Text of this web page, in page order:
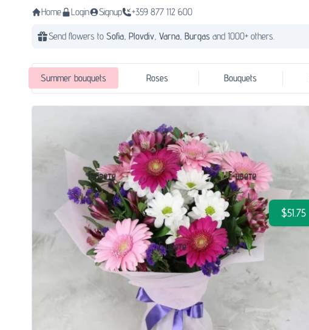
Home Login Signup +359 877 112 600
Send flowers to Sofia, Plovdiv, Varna, Burgas and 1000+ others.
Summer bouquets Roses Bouquets
$51.75